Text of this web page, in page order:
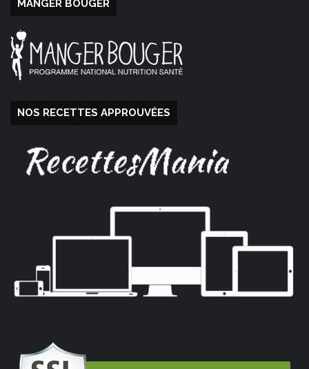
MANGER BOUGER
NOS RECETTES APPROUVÉES